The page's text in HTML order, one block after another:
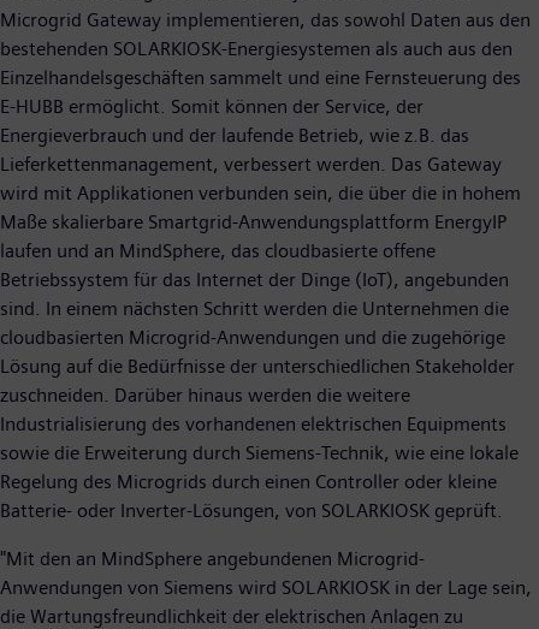
Microgrid Gateway implementieren, das sowohl Daten aus den
bestehenden SOLARKIOSK-Energiesystemen als auch aus den
Einzelhandelsgeschäften sammelt und eine Fernsteuerung des
E-HUBB ermöglicht. Somit können der Service, der
Energieverbrauch und der laufende Betrieb, wie z.B. das
Lieferkettenmanagement, verbessert werden. Das Gateway
wird mit Applikationen verbunden sein, die über die in hohem
Maße skalierbare Smartgrid-Anwendungsplattform EnergyIP
laufen und an MindSphere, das cloudbasierte offene
Betriebssystem für das Internet der Dinge (IoT), angebunden
sind. In einem nächsten Schritt werden die Unternehmen die
cloudbasierten Microgrid-Anwendungen und die zugehörige
Lösung auf die Bedürfnisse der unterschiedlichen Stakeholder
zuschneiden. Darüber hinaus werden die weitere
Industrialisierung des vorhandenen elektrischen Equipments
sowie die Erweiterung durch Siemens-Technik, wie eine lokale
Regelung des Microgrids durch einen Controller oder kleine
Batterie- oder Inverter-Lösungen, von SOLARKIOSK geprüft.
"Mit den an MindSphere angebundenen Microgrid-
Anwendungen von Siemens wird SOLARKIOSK in der Lage sein,
die Wartungsfreundlichkeit der elektrischen Anlagen zu